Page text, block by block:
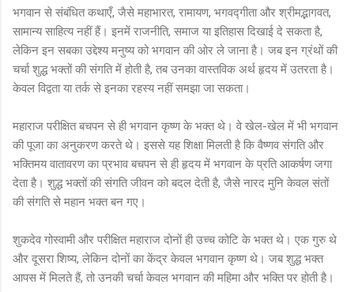
भगवान से संबंधित कथाएँ, जैसे महाभारत, रामायण, भगवद्गीता और श्रीमद्भागवत,
सामान्य साहित्य नहीं हैं। इनमें राजनीति, समाज या इतिहास दिखाई दे सकता है,
लेकिन इन सबका उद्देश्य मनुष्य को भगवान की ओर ले जाना है। जब इन ग्रंथों की
चर्चा शुद्ध भक्तों की संगति में होती है, तब उनका वास्तविक अर्थ हृदय में उतरता है।
केवल विद्वता या तर्क से इनका रहस्य नहीं समझा जा सकता।
महाराज परीक्षित बचपन से ही भगवान कृष्ण के भक्त थे। वे खेल-खेल में भी भगवान
की पूजा का अनुकरण करते थे। इससे यह शिक्षा मिलती है कि वैष्णव संगति और
भक्तिमय वातावरण का प्रभाव बचपन से ही हृदय में भगवान के प्रति आकर्षण जगा
देता है। शुद्ध भक्तों की संगति जीवन को बदल देती है, जैसे नारद मुनि केवल संतों
की संगति से महान भक्त बन गए।
शुकदेव गोस्वामी और परीक्षित महाराज दोनों ही उच्च कोटि के भक्त थे। एक गुरु थे
और दूसरा शिष्य, लेकिन दोनों का केंद्र केवल भगवान कृष्ण थे। जब शुद्ध भक्त
आपस में मिलते हैं, तो उनकी चर्चा केवल भगवान की महिमा और भक्ति पर होती है।